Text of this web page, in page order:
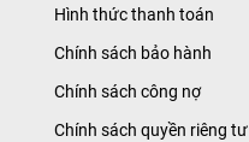
Hình thức thanh toán
Chính sách bảo hành
Chính sách công nợ
Chính sách quyền riêng tư